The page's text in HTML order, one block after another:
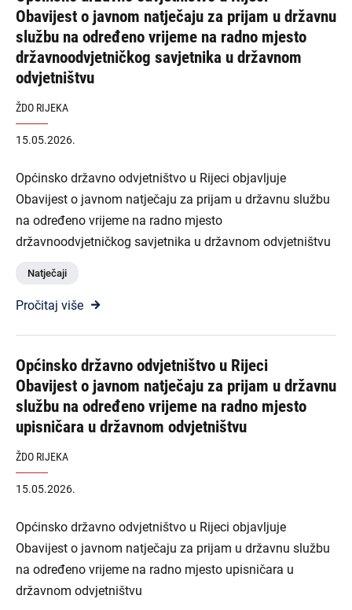
Obavijest o javnom natječaju za prijam u državnu
službu na određeno vrijeme na radno mjesto
državnoodvjetničkog savjetnika u državnom
odvjetništvu
ŽDO RIJEKA
15.05.2026.
Općinsko državno odvjetništvo u Rijeci objavljuje
Obavijest o javnom natječaju za prijam u državnu službu
na određeno vrijeme na radno mjesto
državnoodvjetničkog savjetnika u državnom odvjetništvu
Natječaji
Pročitaj više
Općinsko državno odvjetništvo u Rijeci
Obavijest o javnom natječaju za prijam u državnu
službu na određeno vrijeme na radno mjesto
upisničara u državnom odvjetništvu
ŽDO RIJEKA
15.05.2026.
Općinsko državno odvjetništvo u Rijeci objavljuje
Obavijest o javnom natječaju za prijam u državnu službu
na određeno vrijeme na radno mjesto upisničara u
državnom odvjetništvu